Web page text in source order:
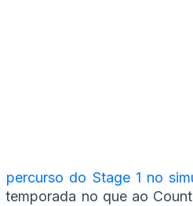
do Stage 1 no
no que ao